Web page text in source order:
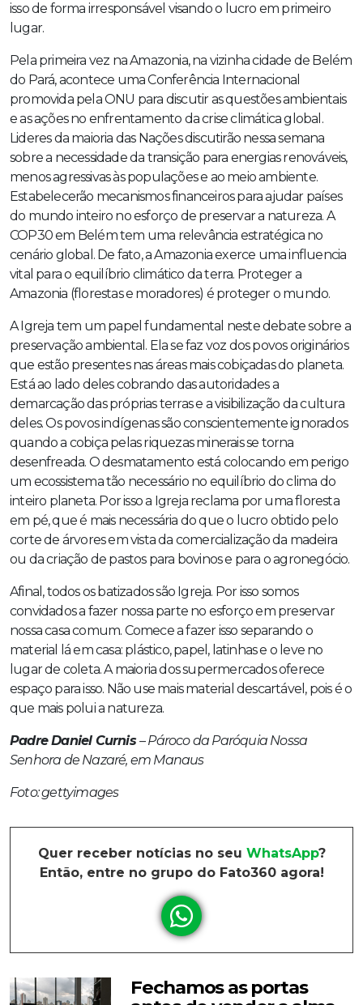
isso de forma irresponsável visando o lucro em primeiro
lugar.
Pela primeira vez na Amazonia, na vizinha cidade de Belém
do Pará, acontece uma Conferência Internacional
promovida pela ONU para discutir as questões ambientais
e as ações no enfrentamento da crise climática global.
Lideres da maioria das Nações discutirão nessa semana
sobre a necessidade da transição para energias renováveis,
menos agressivas às populações e ao meio ambiente.
Estabelecerão mecanismos financeiros para ajudar países
do mundo inteiro no esforço de preservar a natureza. A
COP30 em Belém tem uma relevância estratégica no
cenário global. De fato, a Amazonia exerce uma influencia
vital para o equilíbrio climático da terra. Proteger a
Amazonia (florestas e moradores) é proteger o mundo.
A Igreja tem um papel fundamental neste debate sobre a
preservação ambiental. Ela se faz voz dos povos originários
que estão presentes nas áreas mais cobiçadas do planeta.
Está ao lado deles cobrando das autoridades a
demarcação das próprias terras e a visibilização da cultura
deles. Os povos indígenas são conscientemente ignorados
quando a cobiça pelas riquezas minerais se torna
desenfreada. O desmatamento está colocando em perigo
um ecossistema tão necessário no equilíbrio do clima do
inteiro planeta. Por isso a Igreja reclama por uma floresta
em pé, que é mais necessária do que o lucro obtido pelo
corte de árvores em vista da comercialização da madeira
ou da criação de pastos para bovinos e para o agronegócio.
Afinal, todos os batizados são Igreja. Por isso somos
convidados a fazer nossa parte no esforço em preservar
nossa casa comum. Comece a fazer isso separando o
material lá em casa: plástico, papel, latinhas e o leve no
lugar de coleta. A maioria dos supermercados oferece
espaço para isso. Não use mais material descartável, pois é o
que mais polui a natureza.
Padre Daniel Curnis – Pároco da Paróquia Nossa
Senhora de Nazaré, em Manaus
Foto: gettyimages
Quer receber notícias no seu WhatsApp?
Então, entre no grupo do Fato360 agora!
Fechamos as portas